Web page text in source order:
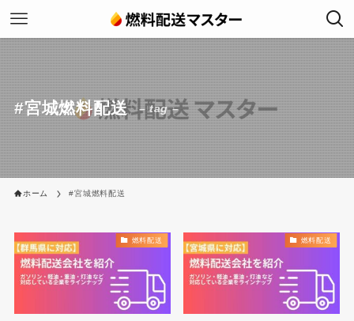
#宮城燃料配送 – tag –
ホーム #宮城燃料配送
燃料配送 燃料配送